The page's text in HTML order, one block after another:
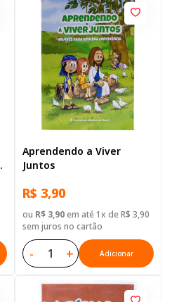
Aprendendo a Viver
Juntos
R$ 3,90
ou R$ 3,90em até 1x de R$ 3,90
sem juros no cartão
- + Adicionar